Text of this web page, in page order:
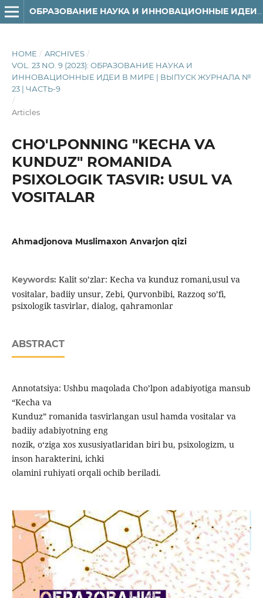
HOME / ARCHIVES /
VOL. 23 NO. 9 (2023): ОБРАЗОВАНИЕ НАУКА И
ИННОВАЦИОННЫЕ ИДЕИ В МИРЕ | ВЫПУСК ЖУРНАЛА №
23 | ЧАСТЬ-9
/
Articles
CHO'LPONNING "KECHA VA
KUNDUZ" ROMANIDA
PSIXOLOGIK TASVIR: USUL VA
VOSITALAR
Ahmadjonova Muslimaxon Anvarjon qizi
Keywords: Kalit so’zlar: Kecha va kunduz romani,usul va
vositalar, badiiy unsur, Zebi, Qurvonbibi, Razzoq so’fi,
psixologik tasvirlar, dialog, qahramonlar
ABSTRACT
Annotatsiya: Ushbu maqolada Cho’lpon adabiyotiga mansub
“Kecha va
Kunduz” romanida tasvirlangan usul hamda vositalar va
badiiy adabiyotning eng
nozik, o‘ziga xos xususiyatlaridan biri bu, psixologizm, u
inson harakterini, ichki
olamini ruhiyati orqali ochib beriladi.